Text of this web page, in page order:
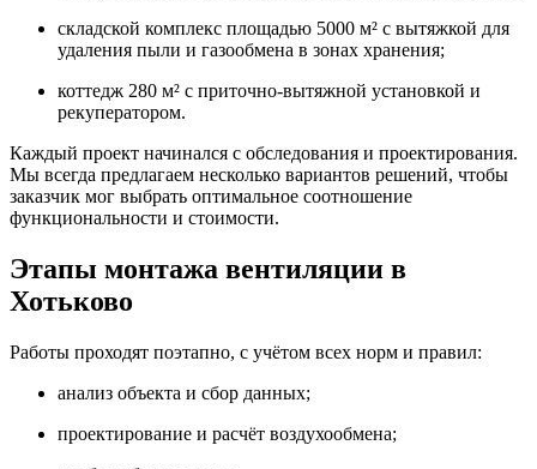
складской комплекс площадью 5000 м² с вытяжкой для
удаления пыли и газообмена в зонах хранения;
коттедж 280 м² с приточно-вытяжной установкой и
рекуператором.
Каждый проект начинался с обследования и проектирования.
Мы всегда предлагаем несколько вариантов решений, чтобы
заказчик мог выбрать оптимальное соотношение
функциональности и стоимости.
Этапы монтажа вентиляции в
Хотьково
Работы проходят поэтапно, с учётом всех норм и правил:
анализ объекта и сбор данных;
проектирование и расчёт воздухообмена;